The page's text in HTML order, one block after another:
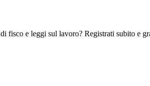
fisco e leggi sul lavoro? Registrati subito e